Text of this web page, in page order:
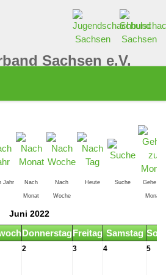
Sachsen e.V.
Jahr Nach
Monat
Nach
Woche
Heute Suche Gehe zu
Monat
Juni 2022
DonnerstagFreitag Samstag
2 3 4 5